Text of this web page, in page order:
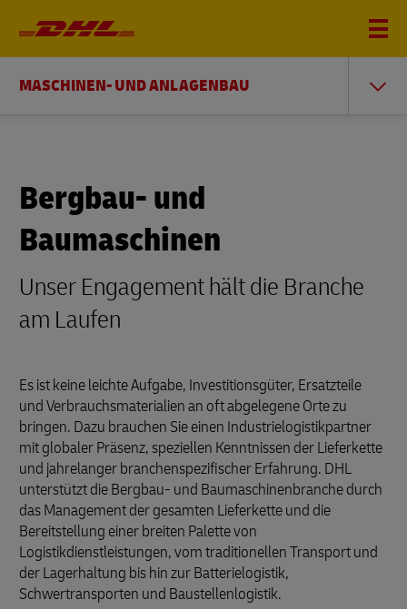
MASCHINEN- UND ANLAGENBAU
Bergbau- und
Baumaschinen
Unser Engagement hält die Branche
am Laufen
Es ist keine leichte Aufgabe, Investitionsgüter, Ersatzteile
und Verbrauchsmaterialien an oft abgelegene Orte zu
bringen. Dazu brauchen Sie einen Industrielogistikpartner
mit globaler Präsenz, speziellen Kenntnissen der Lieferkette
und jahrelanger branchenspezifischer Erfahrung. DHL
unterstützt die Bergbau- und Baumaschinenbranche durch
das Management der gesamten Lieferkette und die
Bereitstellung einer breiten Palette von
Logistikdienstleistungen, vom traditionellen Transport und
der Lagerhaltung bis hin zur Batterielogistik,
Schwertransporten und Baustellenlogistik.